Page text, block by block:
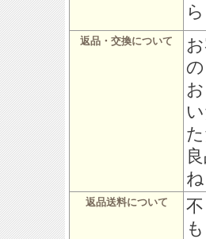
返品・交換について
返品送料について